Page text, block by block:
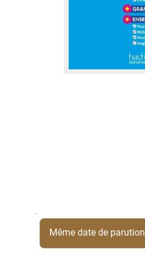
Même date de parution